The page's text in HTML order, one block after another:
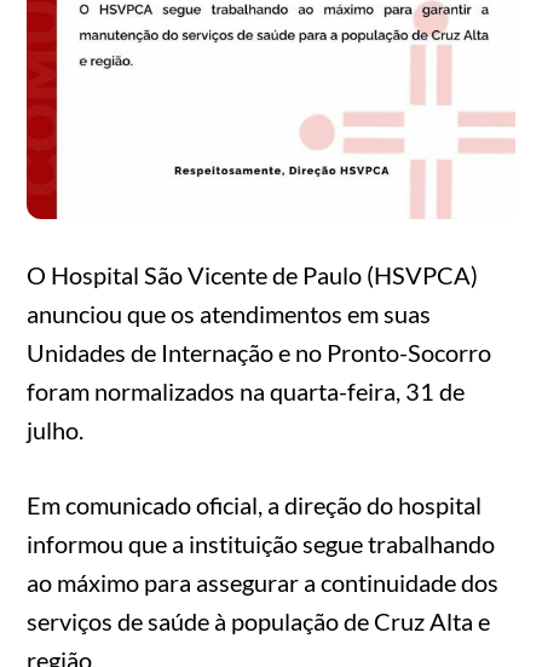
O Hospital São Vicente de Paulo (HSVPCA)
anunciou que os atendimentos em suas
Unidades de Internação e no Pronto-Socorro
foram normalizados na quarta-feira, 31 de
julho.
Em comunicado oficial, a direção do hospital
informou que a instituição segue trabalhando
ao máximo para assegurar a continuidade dos
serviços de saúde à população de Cruz Alta e
região.